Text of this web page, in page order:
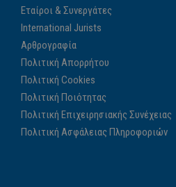
Εταίροι & Συνεργάτες
International Jurists
Αρθρογραφία
Πολιτική Απορρήτου
Πολιτική Cookies
Πολιτική Ποιότητας
Πολιτική Επιχειρησιακής Συνέχειας
Πολιτική Ασφάλειας Πληροφοριών